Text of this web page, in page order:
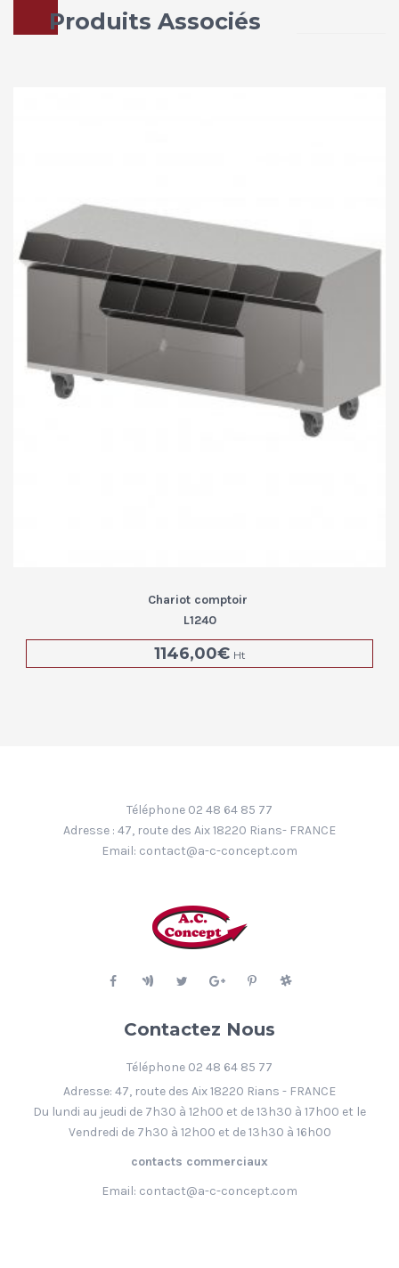
Produits Associés
Chariot comptoir
L1240
1146,00€ Ht
Téléphone 02 48 64 85 77
Adresse : 47, route des Aix 18220 Rians- FRANCE
Email: contact@a-c-concept.com
Contactez Nous
Téléphone 02 48 64 85 77
Adresse: 47, route des Aix 18220 Rians - FRANCE
Du lundi au jeudi de 7h30 à 12h00 et de 13h30 à 17h00 et le
Vendredi de 7h30 à 12h00 et de 13h30 à 16h00
contacts commerciaux
Email: contact@a-c-concept.com